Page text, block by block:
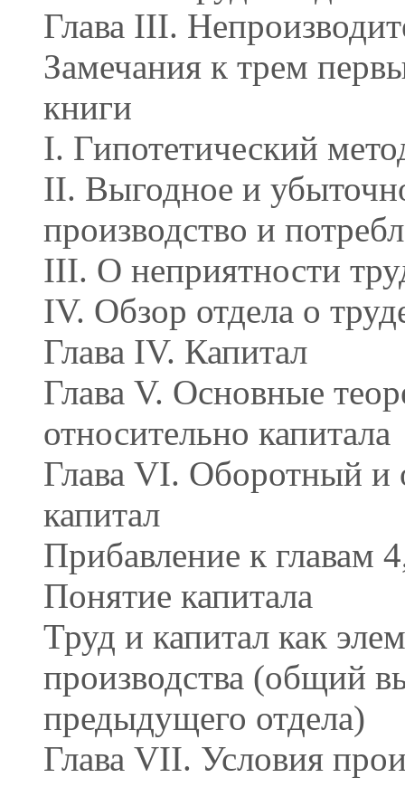
Глава III.
Замечания к трем
книги
I. Гипотетический
II. Выгодное и
производство и
III. О неприятности
IV. Обзор отдела о
Глава IV. Капитал
Глава V. Основные
относительно капитала
Глава VI. Оборотный и
капитал
Прибавление к главам
Понятие капитала
Труд и капитал как
производства (общий
предыдущего отдела)
Глава VII. Условия